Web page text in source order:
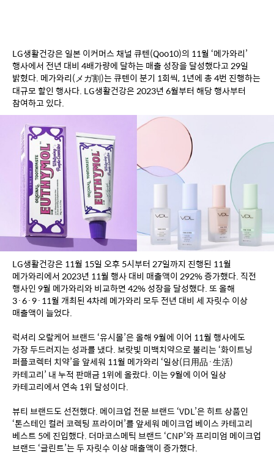
LG생활건강은 일본 이커머스 채널 큐텐(Qoo10)의 11월 ‘메가와리’
행사에서 전년 대비 4배가량에 달하는 매출 성장을 달성했다고 29일
밝혔다. 메가와리(メガ割)는 큐텐이 분기 1회씩, 1년에 총 4번 진행하는
대규모 할인 행사다. LG생활건강은 2023년 6월부터 해당 행사부터
참여하고 있다.
LG생활건강은 11월 15일 오후 5시부터 27일까지 진행된 11월
메가와리에서 2023년 11월 행사 대비 매출액이 292% 증가했다. 직전
행사인 9월 메가와리와 비교하면 42% 성장을 달성했다. 또 올해
3·6·9·11월 개최된 4차례 메가와리 모두 전년 대비 세 자릿수 이상
매출액이 늘었다.
럭셔리 오랄케어 브랜드 ‘유시몰’은 올해 9월에 이어 11월 행사에도
가장 두드러지는 성과를 냈다. 보랏빛 미백치약으로 불리는 ‘화이트닝
퍼플코렉터 치약’을 앞세워 11월 메가와리 ‘일상(日用品·生活)
카테고리’ 내 누적 판매금 1위에 올랐다. 이는 9월에 이어 일상
카테고리에서 연속 1위 달성이다.
뷰티 브랜드도 선전했다. 메이크업 전문 브랜드 ‘VDL’은 히트 상품인
‘톤스테인 컬러 코렉팅 프라이머’를 앞세워 메이크업 베이스 카테고리
베스트 5에 진입했다. 더마코스메틱 브랜드 ‘CNP’와 프리미엄 메이크업
브랜드 ‘글린트’는 두 자릿수 이상 매출액이 증가했다.